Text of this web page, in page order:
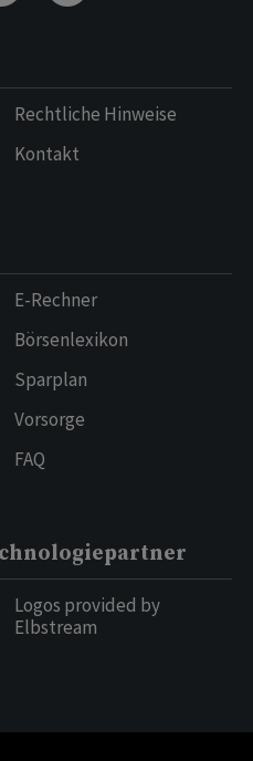
Rechtliche Hinweise
Kontakt
E-Rechner
Börsenlexikon
Sparplan
Vorsorge
FAQ
Logos provided by
Elbstream